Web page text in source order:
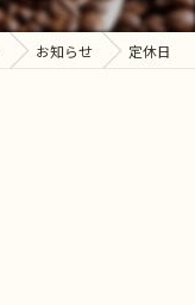
お知らせ 定休日